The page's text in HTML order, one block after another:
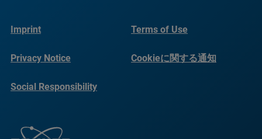
Imprint Terms of Use
Privacy Notice Cookieに関する通知
Social Responsibility